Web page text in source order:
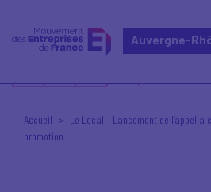
Auvergne-
Accueil
Le Local – Lancement de l’appel
promotion